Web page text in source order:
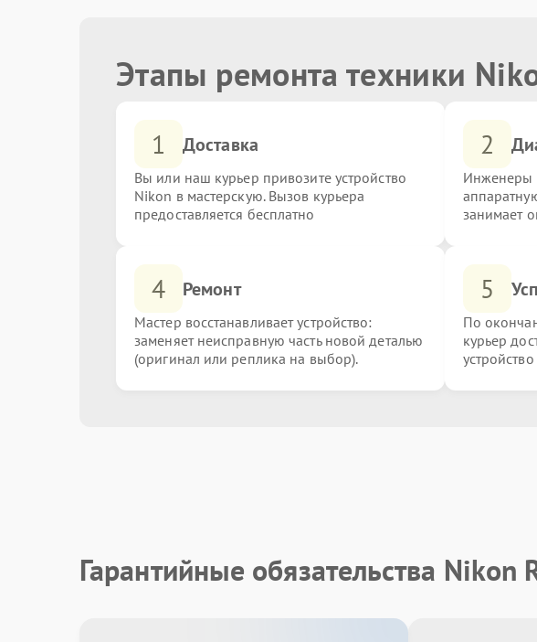
Этапы ремонта техники
1 Доставка
Вы или наш курьер привозите устройство
Nikon в мастерскую. Вызов курьера
предоставляется бесплатно
2
Инженеры
занимает
4 Ремонт
Мастер восстанавливает устройство:
заменяет неисправную часть новой деталью
(оригинал или реплика на выбор).
5
По
курьер
Гарантийные обязательства Nikon